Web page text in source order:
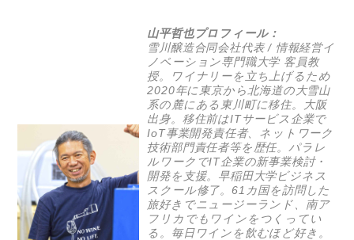
山平哲也プロフィール：
雪川醸造合同会社代表 / 情報経営イ
ノベーション専門職大学 客員教
授。ワイナリーを立ち上げるため
2020年に東京から北海道の大雪山
系の麓にある東川町に移住。大阪
出身。移住前はITサービス企業で
IoT事業開発責任者、ネットワーク
技術部門責任者等を歴任。パラレ
ルワークでIT企業の新事業検討・
開発を支援。早稲田大学ビジネス
スクール修了。61カ国を訪問した
旅好きでニュージーランド、南ア
フリカでもワインをつくってい
る。毎日ワインを飲むほど好き。